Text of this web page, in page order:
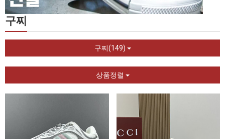
구찌
구찌(149)
상품정렬